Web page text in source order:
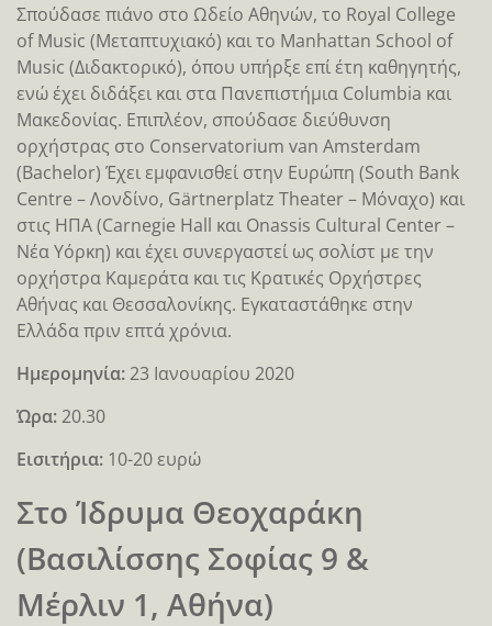
Σπούδασε πιάνο στο Ωδείο Αθηνών, το Royal College
of Music (Μεταπτυχιακό) και το Manhattan School of
Music (Διδακτορικό), όπου υπήρξε επί έτη καθηγητής,
ενώ έχει διδάξει και στα Πανεπιστήμια Columbia και
Μακεδονίας. Επιπλέον, σπούδασε διεύθυνση
ορχήστρας στο Conservatorium van Amsterdam
(Bachelor) Έχει εμφανισθεί στην Ευρώπη (South Bank
Centre – Λονδίνο, Gärtnerplatz Τheater – Μόναχο) και
στις ΗΠΑ (Carnegie Hall και Onassis Cultural Center –
Νέα Υόρκη) και έχει συνεργαστεί ως σολίστ με την
ορχήστρα Καμεράτα και τις Κρατικές Ορχήστρες
Αθήνας και Θεσσαλονίκης. Εγκαταστάθηκε στην
Ελλάδα πριν επτά χρόνια.
Ημερομηνία:23 Ιανουαρίου 2020
Ώρα:20.30
Εισιτήρια: 10-20 ευρώ
Στο Ίδρυμα Θεοχαράκη
(Βασιλίσσης Σοφίας 9 &
Μέρλιν 1, Αθήνα)